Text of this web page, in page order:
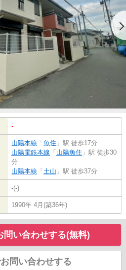
-
山陽本線 「 魚住 」駅 徒歩17分
山陽電鉄本線 「 山陽魚住 」駅 徒歩30
分
山陽本線 「 土山 」駅 徒歩37分
-(-)
1990年 4月(築36年)
問い合わせする(無料)
問い合わせする